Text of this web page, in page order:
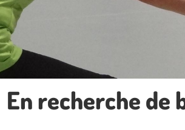
En recherche de